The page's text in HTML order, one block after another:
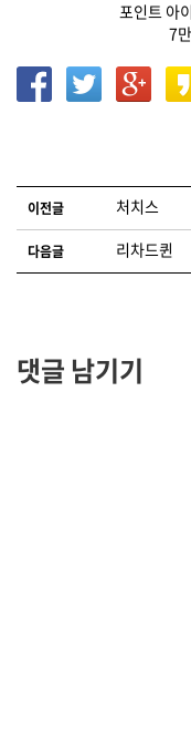
포인트 아
7
글 네비게이션
이전글 처치스
다음글 리차드퀸
댓글 남기기